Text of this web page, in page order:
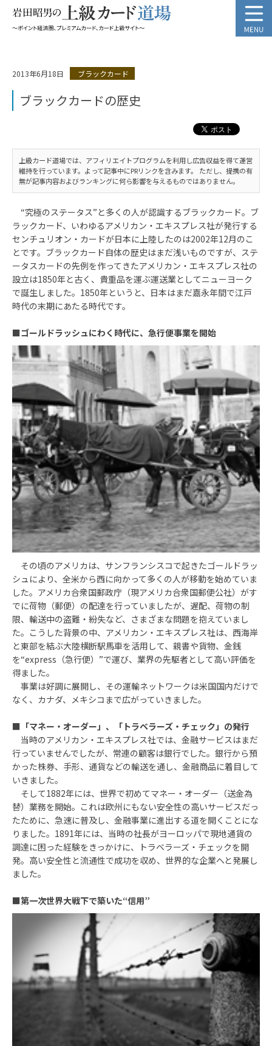
2013年6月18日 ブラックカード
ブラックカードの歴史
上級カード道場では、アフィリエイトプログラムを利用し広告収益を得て運営
維持を行っています。よって記事中にPRリンクを含みます。 ただし、提携の有
無が記事内容およびランキングに何ら影響を与えるものではありません。
“究極のステータス”と多くの人が認識するブラックカード。ブ
ラックカード、いわゆるアメリカン・エキスプレス社が発行する
センチュリオン・カードが日本に上陸したのは2002年12月のこ
とです。ブラックカード自体の歴史はまだ浅いものですが、ステ
ータスカードの先例を作ってきたアメリカン・エキスプレス社の
設立は1850年と古く、貴重品を運ぶ運送業としてニューヨーク
で誕生しました。1850年というと、日本はまだ嘉永年間で江戸
時代の末期にあたる時代です。
■ゴールドラッシュにわく時代に、急行便事業を開始
その頃のアメリカは、サンフランシスコで起きたゴールドラッ
シュにより、全米から西に向かって多くの人が移動を始めていま
した。アメリカ合衆国郵政庁（現アメリカ合衆国郵便公社）がす
でに荷物（郵便）の配達を行っていましたが、遅配、荷物の制
限、輸送中の盗難・紛失など、さまざまな問題を抱えていまし
た。こうした背景の中、アメリカン・エキスプレス社は、西海岸
と東部を結ぶ大陸横断駅馬車を活用して、親書や貨物、金銭
を“express（急行便）”で運び、業界の先駆者として高い評価を
得ました。
事業は好調に展開し、その運輸ネットワークは米国国内だけで
なく、カナダ、メキシコまで広がっていきました。
■ 「マネー・オーダー」、「トラベラーズ・チェック」の発行
当時のアメリカン・エキスプレス社では、金融サービスはまだ
行っていませんでしたが、常連の顧客は銀行でした。銀行から預
かった株券、手形、通貨などの輸送を通し、金融商品に着目して
いきました。
そして1882年には、世界で初めてマネー・オーダー（送金為
替）業務を開始。これは欧州にもない安全性の高いサービスだっ
たために、急速に普及し、金融事業に進出する道を開くことにな
りました。1891年には、当時の社長がヨーロッパで現地通貨の
調達に困った経験をきっかけに、トラベラーズ・チェックを開
発。高い安全性と流通性で成功を収め、世界的な企業へと発展し
ました。
■第一次世界大戦下で築いた“信用”